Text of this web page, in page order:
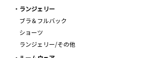
ランジェリー
ブラ＆フルバック
ショーツ
ランジェリー/その他